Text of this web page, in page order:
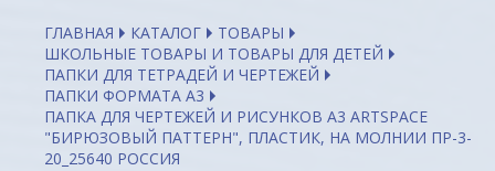
ГЛАВНАЯ КАТАЛОГ
ТОВАРЫ
ШКОЛЬНЫЕ ТОВАРЫ И ТОВАРЫ ДЛЯ ДЕТЕЙ
ПАПКИ ДЛЯ ТЕТРАДЕЙ И ЧЕРТЕЖЕЙ
ПАПКИ ФОРМАТА А3
ПАПКА ДЛЯ ЧЕРТЕЖЕЙ И РИСУНКОВ А3 ARTSPACE
"БИРЮЗОВЫЙ ПАТТЕРН", ПЛАСТИК, НА МОЛНИИ ПР-3-
20_25640 РОССИЯ